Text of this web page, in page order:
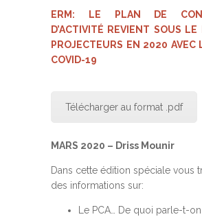
ERM: LE PLAN DE
D’ACTIVITÉ REVIENT SOUS LE
PROJECTEURS EN 2020 AVEC
COVID-19
Télécharger au format .pdf
MARS 2020 – Driss Mounir
Dans cette édition spéciale vous
des informations sur:
Le PCA… De quoi parle-t-on